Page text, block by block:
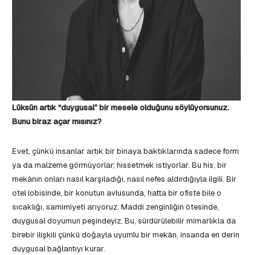
Lüksün artık “duygusal” bir mesele olduğunu söylüyorsunuz.
Bunu biraz açar mısınız?
Evet, çünkü insanlar artık bir binaya baktıklarında sadece form
ya da malzeme görmüyorlar; hissetmek istiyorlar. Bu his, bir
mekânın onları nasıl karşıladığı, nasıl nefes aldırdığıyla ilgili. Bir
otel lobisinde, bir konutun avlusunda, hatta bir ofiste bile o
sıcaklığı, samimiyeti arıyoruz. Maddi zenginliğin ötesinde,
duygusal doyumun peşindeyiz. Bu, sürdürülebilir mimarlıkla da
birebir ilişkili çünkü doğayla uyumlu bir mekân, insanda en derin
duygusal bağlantıyı kurar.